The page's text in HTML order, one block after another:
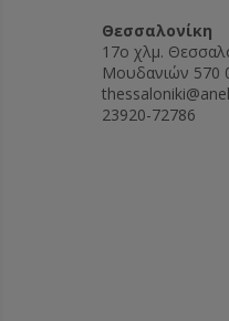
Θεσσαλονίκη
17ο χλμ.
Μουδανιών 570
23920-72786